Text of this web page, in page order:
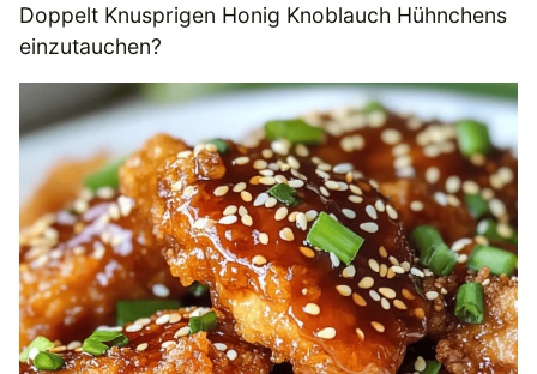
Doppelt Knusprigen Honig Knoblauch Hühnchens
einzutauchen?